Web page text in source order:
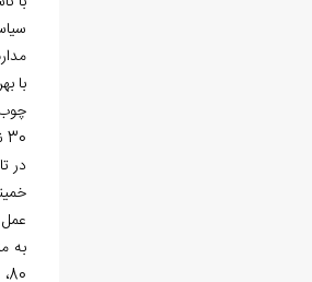
با
چوب و كاغذ (30 نفر
30 نفر دانشجو) آغاز كرد.
در تاريخ 78/10/29، نماينده شوراي گسترش آموزش
به
80، رشته